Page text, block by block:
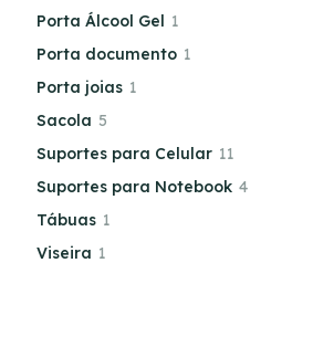
Porta Álcool Gel 1
Porta documento 1
Porta joias 1
Sacola 5
Suportes para Celular 11
Suportes para Notebook 4
Tábuas 1
Viseira 1